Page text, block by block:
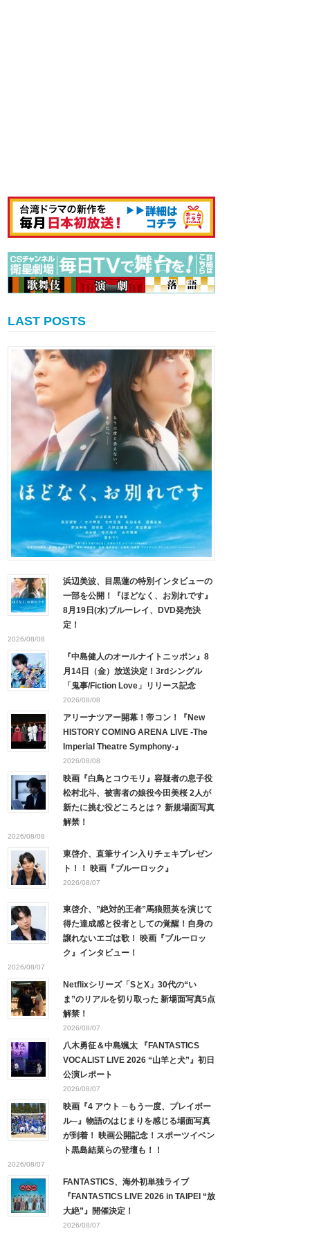
LAST POSTS
浜辺美波、目黒蓮の特別インタビューの
一部を公開！『ほどなく、お別れです』
8月19日(水)ブルーレイ、DVD発売決
定！
2026/08/08
『中島健人のオールナイトニッポン』8
月14日（金）放送決定！3rdシングル
「鬼事/Fiction Love」リリース記念
2026/08/08
アリーナツアー開幕！帝コン！『New
HISTORY COMING ARENA LIVE -The
Imperial Theatre Symphony-』
2026/08/08
映画『白鳥とコウモリ』容疑者の息子役
松村北斗、被害者の娘役今田美桜 2人が
新たに挑む役どころとは？ 新規場面写真
解禁！
2026/08/08
東啓介、直筆サイン入りチェキプレゼン
ト！！ 映画『ブルーロック』
2026/08/07
東啓介、”絶対的王者”馬狼照英を演じて
得た達成感と役者としての覚醒！自身の
譲れないエゴは歌！ 映画『ブルーロッ
ク』インタビュー！
2026/08/07
Netflixシリーズ「SとX」30代の“い
ま”のリアルを切り取った 新場面写真5点
解禁！
2026/08/07
八木勇征＆中島颯太 『FANTASTICS
VOCALIST LIVE 2026 “山羊と犬”』初日
公演レポート
2026/08/07
映画『4 アウト ─もう一度、プレイボー
ル─』物語のはじまりを感じる場面写真
が到着！ 映画公開記念！スポーツイベン
ト黒島結菜らの登壇も！！
2026/08/07
FANTASTICS、海外初単独ライブ
『FANTASTICS LIVE 2026 in TAIPEI “放
大絶”』開催決定！
2026/08/07